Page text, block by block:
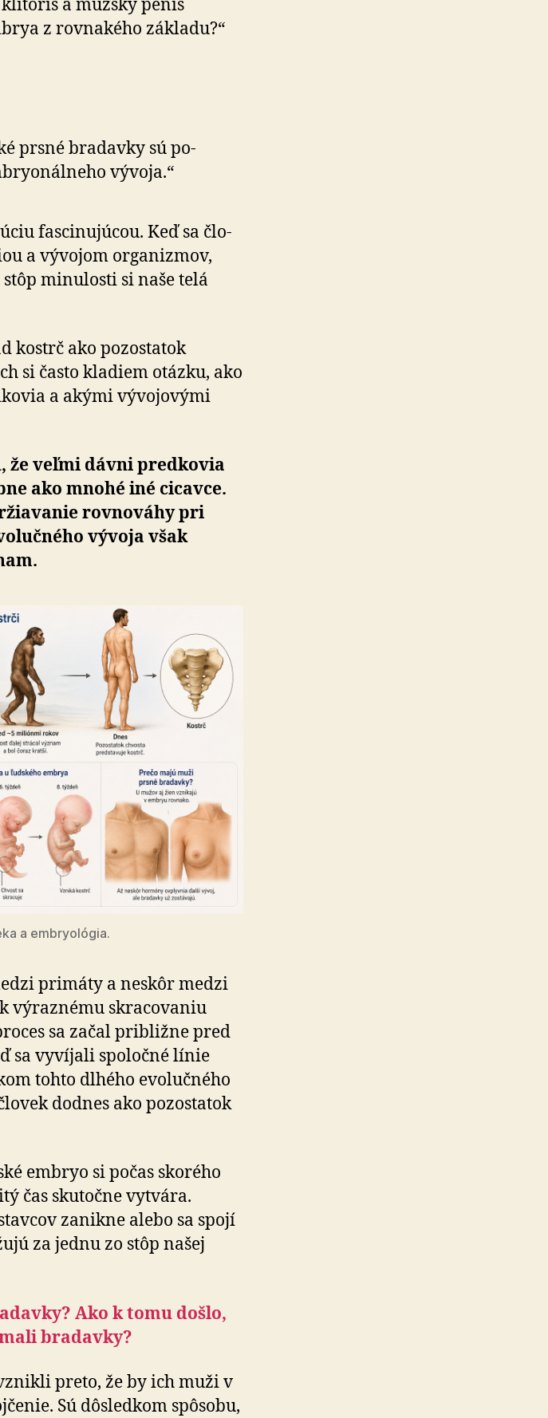
klitoris a mužský penis
z rovnakého základu?“
prsné bradavky sú po­
vývoja.“
fascinujúcou. Keď sa člo­
a vývojom organizmov,
minulosti si naše telá
kostrč ako pozostatok
si často kladiem otázku, ako
a akými vývojovými
že veľmi dávni predkovia
ako mnohé iné cicavce.
rovnováhy pri
vývoja však
a embryológia.
primáty a neskôr medzi
výraznému skracovaniu
sa začal približne pred
sa vyvíjali spoločné línie
tohto dlhého evolučného
dodnes ako pozostatok
embryo si počas skorého
čas skutočne vytvára.
zanikne alebo sa spojí
za jednu zo stôp našej
Ako k tomu došlo,
bradavky?
preto, že by ich muži v
Sú dôsledkom spôsobu,